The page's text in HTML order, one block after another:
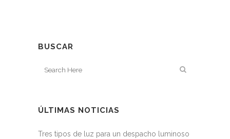
BUSCAR
ÚLTIMAS NOTICIAS
Tres tipos de luz para un despacho luminoso